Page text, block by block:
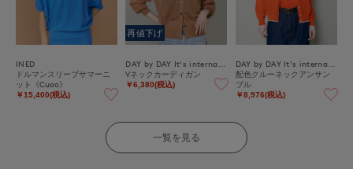
INED
ドルマンスリーブサマーニ
ット《Cuoo》
￥15,400(税込)
再値下げ
Vネックカーディガン
￥6,380(税込)
配色クルーネックアンサン
ブル
￥8,976(税込)
一覧を見る